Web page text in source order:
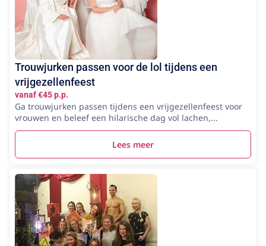
Trouwjurken passen voor de lol tijdens een
vrijgezellenfeest
vanaf €45 p.p.
Ga trouwjurken passen tijdens een vrijgezellenfeest voor
vrouwen en beleef een hilarische dag vol lachen,...
Lees meer